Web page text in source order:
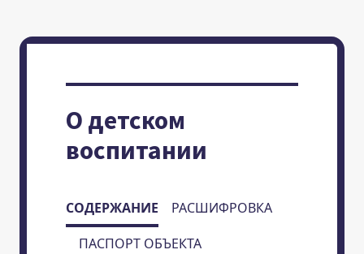
О детском
воспитании
СОДЕРЖАНИЕ
РАСШИФРОВКА
ПАСПОРТ ОБЪЕКТА